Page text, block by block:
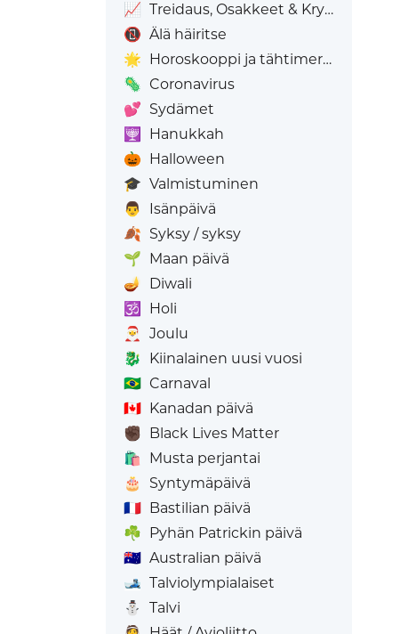
📈 Treidaus, Osakkeet & Krypto
📵 Älä häiritse
🌟 Horoskooppi ja tähtimerkit
🦠 Coronavirus
💕 Sydämet
🕎
Hanukkah
🎃 Halloween
🎓 Valmistuminen
👨
Isänpäivä
🍂 Syksy / syksy
🌱 Maan päivä
🪔
Diwali
🕉️
Holi
🎅
Joulu
🐉
Kiinalainen uusi vuosi
🇧🇷 Carnaval
🇨🇦 Kanadan päivä
✊🏿 Black Lives Matter
🛍️
Musta perjantai
🎂
Syntymäpäivä
🇫🇷 Bastilian päivä
☘️ Pyhän Patrickin päivä
🇦🇺 Australian päivä
🎿 Talviolympialaiset
⛄
Talvi